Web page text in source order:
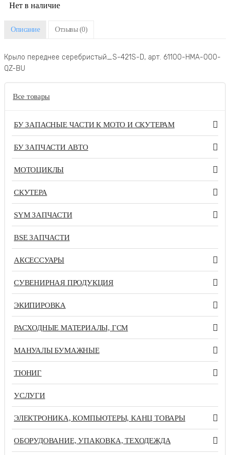
Нет в наличие
Описание Отзывы(0)
Крыло переднее серебристый_S-421S-D, арт. 61100-HMA-000-
QZ-BU
Все товары
БУ ЗАПАСНЫЕ ЧАСТИ К МОТО И СКУТЕРАМ
БУ ЗАПЧАСТИ АВТО
МОТОЦИКЛЫ
СКУТЕРА
SYM ЗАПЧАСТИ
BSE ЗАПЧАСТИ
АКСЕССУАРЫ
СУВЕНИРНАЯ ПРОДУКЦИЯ
ЭКИПИРОВКА
РАСХОДНЫЕ МАТЕРИАЛЫ, ГСМ
МАНУАЛЫ БУМАЖНЫЕ
ТЮНИГ
УСЛУГИ
ЭЛЕКТРОНИКА, КОМПЬЮТЕРЫ, КАНЦ ТОВАРЫ
ОБОРУДОВАНИЕ, УПАКОВКА, ТЕХОДЕЖДА